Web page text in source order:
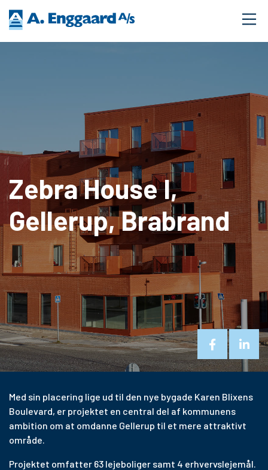
Zebra House I,
Gellerup, Brabrand
Med sin placering lige ud til den nye bygade Karen Blixens
Boulevard, er projektet en central del af kommunens
ambition om at omdanne Gellerup til et mere attraktivt
område.
Projektet omfatter 63 lejeboliger samt 4 erhvervslejemål.